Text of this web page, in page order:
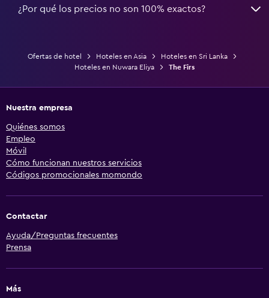
¿Por qué los precios no son 100% exactos?
Ofertas de hotel Hoteles en Asia
Hoteles en Sri Lanka
Hoteles en Nuwara Eliya
The Firs
Nuestra empresa
Quiénes somos
Empleo
Móvil
Cómo funcionan nuestros servicios
Códigos promocionales momondo
Contactar
Ayuda/Preguntas frecuentes
Prensa
Más